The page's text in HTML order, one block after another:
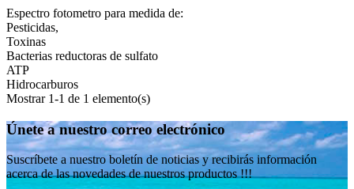
Espectro fotometro para medida de:
Pesticidas,
Toxinas
Bacterias reductoras de sulfato
ATP
Hidrocarburos
Mostrar 1-1 de 1 elemento(s)
Únete a nuestro correo electrónico
Suscríbete a nuestro boletín de noticias y recibirás información
acerca de las novedades de nuestros productos !!!